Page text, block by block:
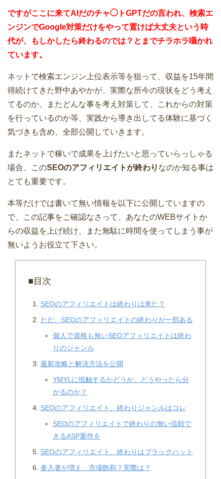
ですがここに来てAIだのチャ◯トGPTだの言われ、検索エ
ンジンでGoogle対策だけをやって置けば大丈夫という時
代が、もしかしたら終わるのでは？とまでチラホラ囁かれ
ています。
ネットで検索エンジン上位表示等を狙って、収益を15年間
得続けてきた野中あやかが、実際な所今の現状をどう考え
てるのか、またどんな事を考え対策して、これからの対策
を行っているのか等、実践から導き出してる体験に基づく
気づきも含め、全部公開していきます。
またネットで稼いで成果を上げたいと思っていらっしゃる
場合、このSEOのアフィリエイトが終わり なのか知る事は
とても重要です。
本等だけでは書いて無い情報を以下に公開していますの
で、この記事をご確認なさって、あなたのWEBサイトか
らの収益を上げ続け、また無駄に時間を使ってしまう事が
無いようお役立て下さい。
■目次
SEOのアフィリエイトは終わりは来た？
ただ、SEOのアフィリエイトの終わりが一部ある
個人で資格も無いSEOアフィリエイトは終わ
りのジャンル
最新攻略と解決方法を公開
YMYLに抵触するかどうか、どうやったら分
かるのか？
SEOのアフィリエイト、終わりジャンルはコレ
SEOのアフィリエイトで終わりの無い信頼で
きるASP案件を
SEOのアフィリエイト、終わりはブラックハット
参入者が増え、市場飽和？実際は？